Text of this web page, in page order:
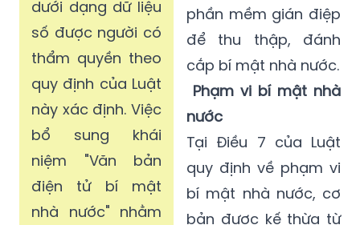
dưới dạng dữ liệu
số được người có
thẩm quyền theo
quy định của Luật
này xác định. Việc
bổ sung khái
niệm "Văn bản
điện tử bí mật
nhà nước" nhằm
phần mềm gián điệp
để thu thập, đánh
cắp bí mật nhà nước.
Phạm vi bí mật nhà
nước
Tại Điều 7 của Luật
quy định về phạm vi
bí mật nhà nước, cơ
bản được kế thừa từ